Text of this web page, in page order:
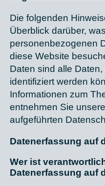
Die folgenden
Überblick darüber,
personenbezogenen
diese Website
Daten sind alle
identifiziert werden
Informationen zum
entnehmen Sie
aufgeführten
Datenerfassung auf
Wer ist
Datenerfassung auf